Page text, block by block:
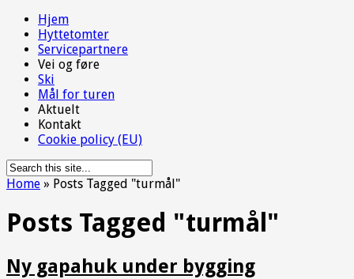
Hjem
Hyttetomter
Servicepartnere
Vei og føre
Ski
Mål for turen
Aktuelt
Kontakt
Cookie policy (EU)
Home » Posts Tagged "turmål"
Posts Tagged "turmål"
Ny gapahuk under bygging